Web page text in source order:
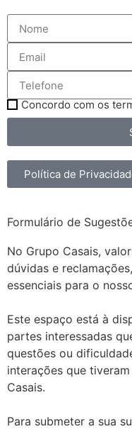
Concordo com os
Política de
Formulário de
No Grupo Casais,
dúvidas e
essenciais para o
Este espaço está à
partes interessadas
questões ou
interações que
Casais.
Para submeter a sua